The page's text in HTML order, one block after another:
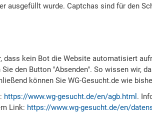
ausgefüllt wurde. Captchas sind für den
dass kein Bot die Website automatisiert
den Button "Absenden". So wissen wir,
können Sie WG-Gesucht.de wie
https://www.wg-gesucht.de/en/agb.html .
Link: https://www.wg-gesucht.de/en/